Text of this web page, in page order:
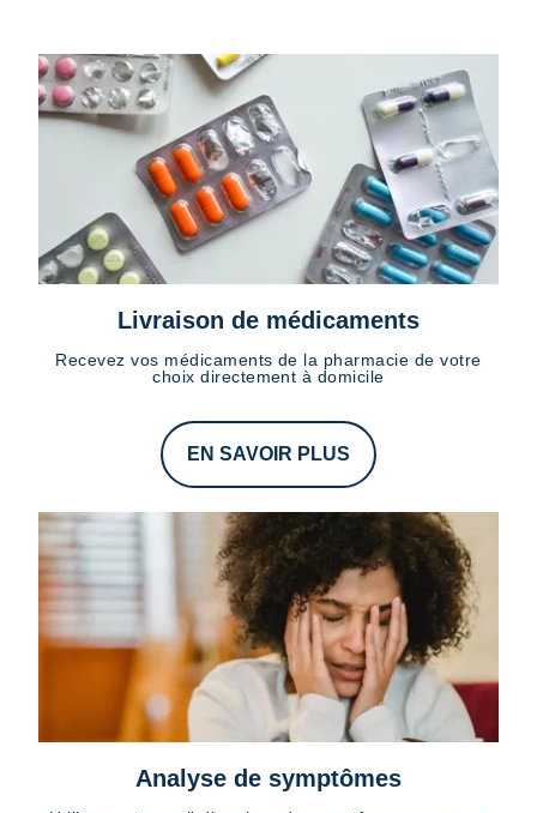
Livraison de médicaments
Recevez vos médicaments de la pharmacie de votre
choix directement à domicile
EN SAVOIR PLUS
Analyse de symptômes